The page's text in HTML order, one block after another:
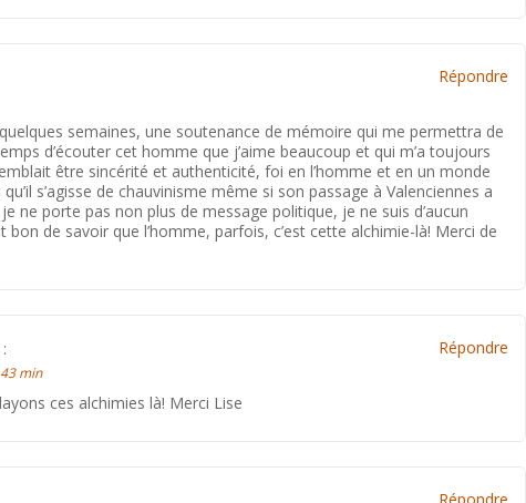
semaines, une soutenance de mémoire qui me permettra de
d’écouter cet homme que j’aime beaucoup et qui m’a toujours
être sincérité et authenticité, foi en l’homme et en un monde
s’agisse de chauvinisme même si son passage à Valenciennes a
ne porte pas non plus de message politique, je ne suis d’aucun
bon de savoir que l’homme, parfois, c’est cette alchimie-là! Merci de
Répondre
min
ces alchimies là! Merci Lise
Répondre